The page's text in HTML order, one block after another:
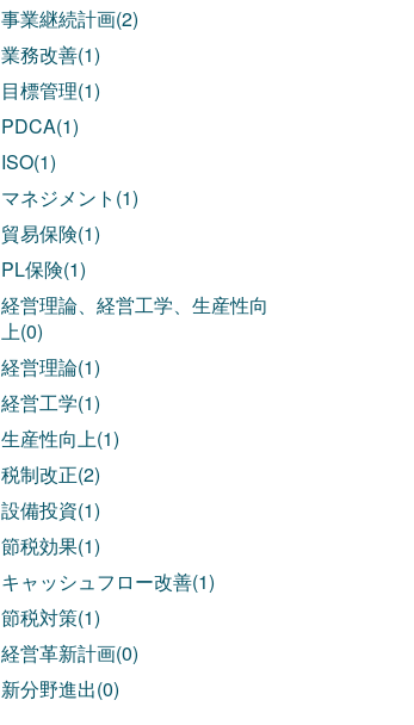
事業継続計画(2)
業務改善(1)
目標管理(1)
PDCA(1)
ISO(1)
マネジメント(1)
貿易保険(1)
PL保険(1)
経営理論、経営工学、生産性向
上(0)
経営理論(1)
経営工学(1)
生産性向上(1)
税制改正(2)
設備投資(1)
節税効果(1)
キャッシュフロー改善(1)
節税対策(1)
経営革新計画(0)
新分野進出(0)